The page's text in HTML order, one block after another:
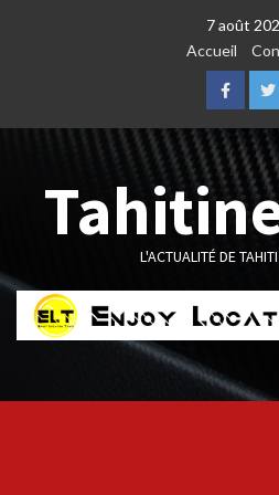
7 août
Accueil
L'ACTUALITÉ DE